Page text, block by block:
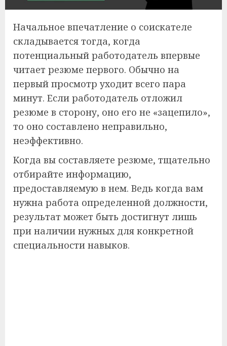
Начальное впечатление о соискателе
складывается тогда, когда
потенциальный работодатель впервые
читает резюме первого. Обычно на
первый просмотр уходит всего пара
минут. Если работодатель отложил
резюме в сторону, оно его не «зацепило»,
то оно составлено неправильно,
неэффективно.
Когда вы составляете резюме, тщательно
отбирайте информацию,
предоставляемую в нем. Ведь когда вам
нужна работа определенной должности,
результат может быть достигнут лишь
при наличии нужных для конкретной
специальности навыков.